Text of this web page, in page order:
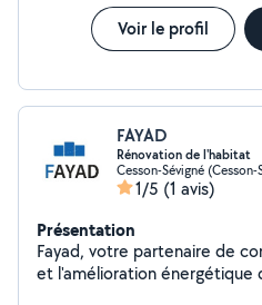
Voir le profil
FAYAD
Rénovation de l'habitat
Cesson-Sévigné (Cesson-
1/5 (1 avis)
Présentation
Fayad, votre partenaire de
et l'amélioration